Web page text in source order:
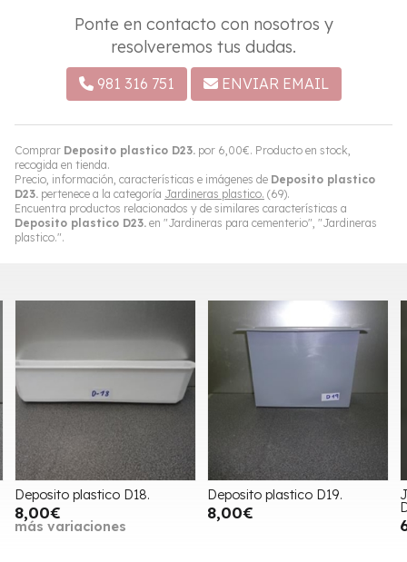
Comprar Deposito plastico D23. por 6,00€. Producto en stock,
recogida en tienda.
Precio, información, características e imágenes de Deposito plastico
D23. pertenece a la categoría Jardineras plastico. (69).
Encuentra productos relacionados y de similares características a
Deposito plastico D23. en "Jardineras para cementerio", "Jardineras
plastico.".
Ponte en contacto con nosotros y
resolveremos tus dudas.
981 316 751 ENVIAR EMAIL
Deposito plastico D19.
8,00€
Jardinera cementerio
D37 g.